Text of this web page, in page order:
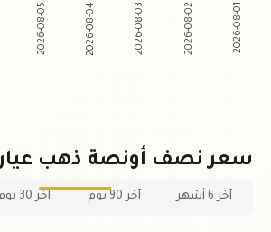
2026-08-05 2026-08-04 2026-08-03 2026-08-02 2026-08-01
سعر نصف أونصة ذهب عيار 24 في
آخر 6 أشهر آخر 90 يوم آخر 30 يوم